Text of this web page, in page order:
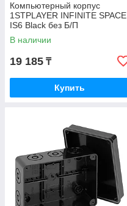
Компьютерный корпус
1STPLAYER INFINITE SPACE
IS6 Black без Б/П
В наличии
19 185 ₸
Купить